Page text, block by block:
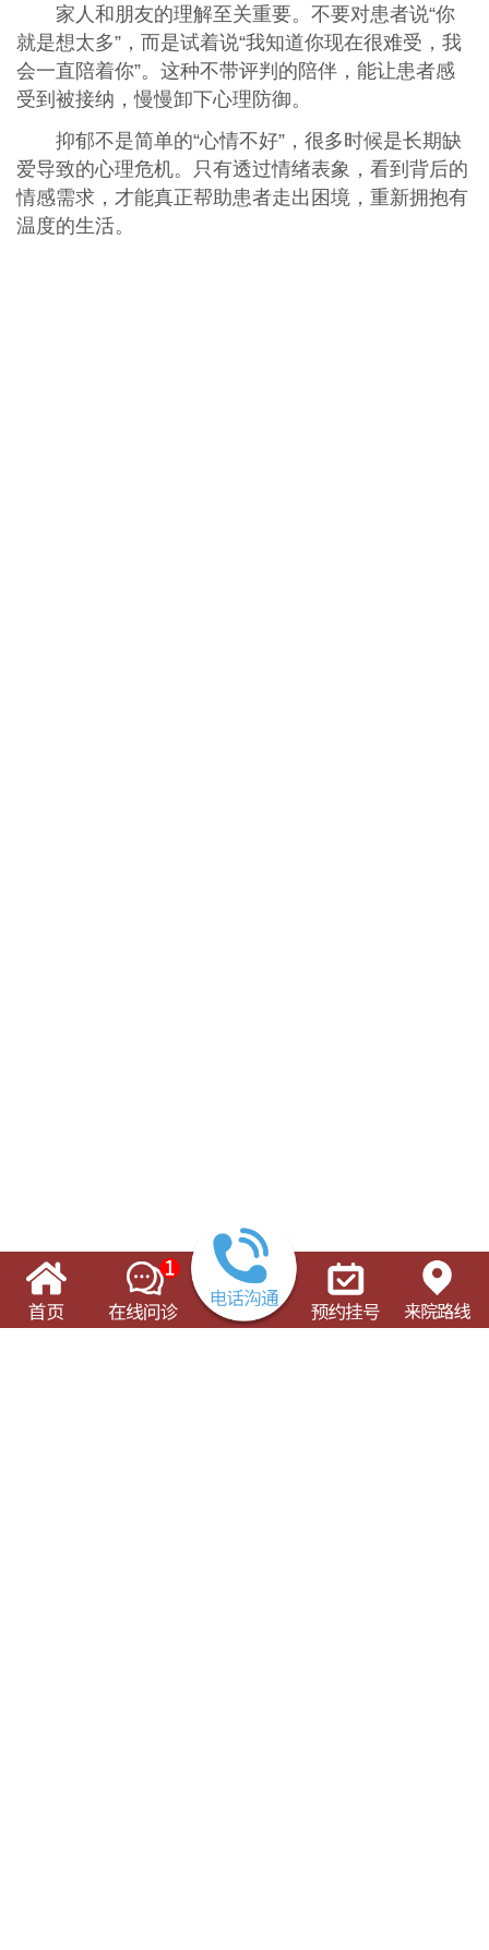
家人和朋友的理解至关重要。不要对患者说“你
就是想太多”，而是试着说“我知道你现在很难受，我
会一直陪着你”。这种不带评判的陪伴，能让患者感
受到被接纳，慢慢卸下心理防御。
抑郁不是简单的“心情不好”，很多时候是长期缺
爱导致的心理危机。只有透过情绪表象，看到背后的
情感需求，才能真正帮助患者走出困境，重新拥抱有
温度的生活。